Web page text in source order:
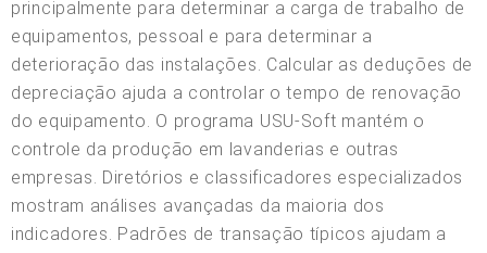
principalmente para determinar a carga de trabalho de
equipamentos, pessoal e para determinar a
deterioração das instalações. Calcular as deduções de
depreciação ajuda a controlar o tempo de renovação
do equipamento. O programa USU-Soft mantém o
controle da produção em lavanderias e outras
empresas. Diretórios e classificadores especializados
mostram análises avançadas da maioria dos
indicadores. Padrões de transação típicos ajudam a